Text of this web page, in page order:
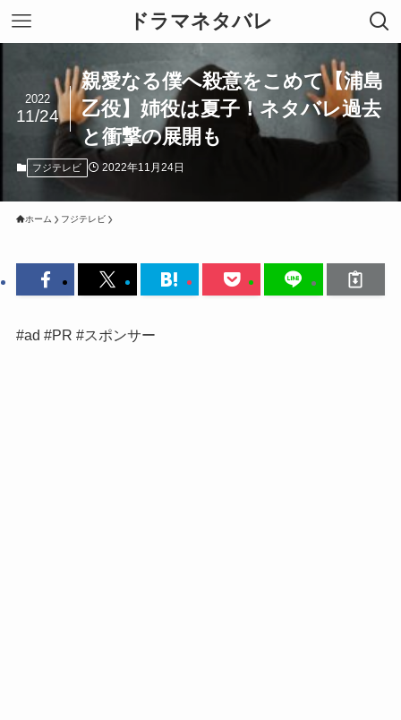
ドラマネタバレ
親愛なる僕へ殺意をこめて【浦島
乙役】姉役は夏子！ネタバレ過去
と衝撃の展開も
2022
11/24
フジテレビ 2022年11月24日
ホーム フジテレビ
#ad #PR #スポンサー